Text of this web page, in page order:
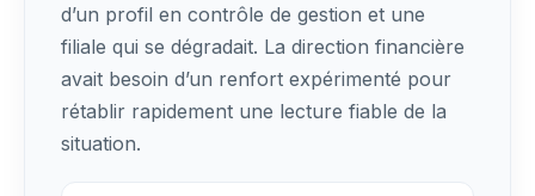
d’un profil en contrôle de gestion et une
filiale qui se dégradait. La direction financière
avait besoin d’un renfort expérimenté pour
rétablir rapidement une lecture fiable de la
situation.